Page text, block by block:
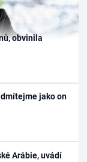
obvinila
jako on
Arábie, uvádí